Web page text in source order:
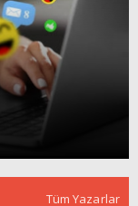
Tüm Yazarlar